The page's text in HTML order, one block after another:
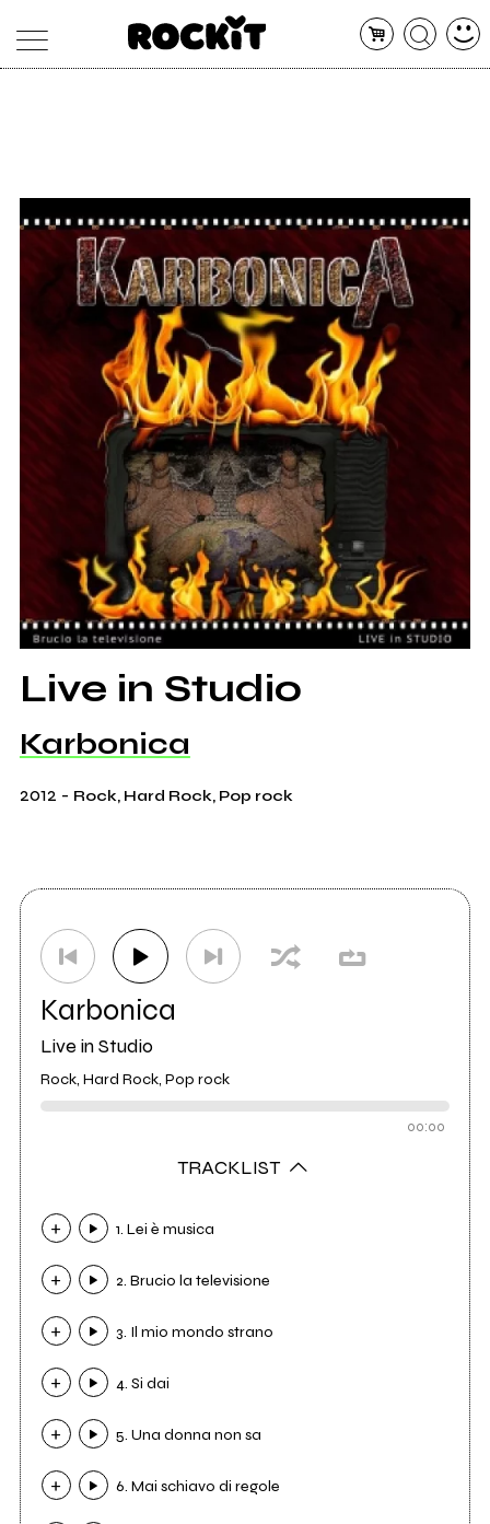
ARTISTI
CONCERTI
SHOP
RADIO
Live in Studio
Karbonica
2012 - Rock, Hard Rock, Pop rock
Karbonica
Live in Studio
Rock, Hard Rock, Pop rock
00:00
TRACKLIST
1. Lei è musica
2. Brucio la televisione
3. Il mio mondo strano
4. Si dai
5. Una donna non sa
6. Mai schiavo di regole